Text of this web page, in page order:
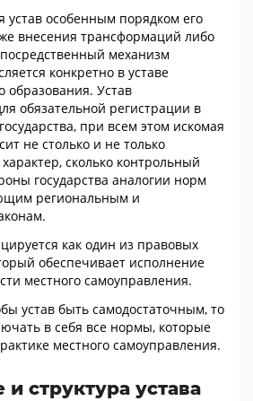
устав особенным порядком его
внесения трансформаций либо
механизм
конкретно в уставе
образования. Устав
обязательной регистрации в
при всем этом искомая
не столько и не только
сколько контрольный
государства аналогии норм
региональным и
как один из правовых
обеспечивает исполнение
местного самоуправления.
устав быть самодостаточным, то
в себя все нормы, которые
местного самоуправления.
структура устава